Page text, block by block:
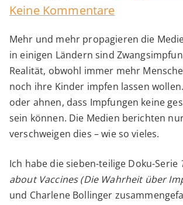
Keine Kommentarezu
Wahrheit
über
Impfungen
–
1
Mehr und mehr propagieren die
in einigen Ländern sind
Realität, obwohl immer mehr
noch ihre Kinder impfen lassen
oder ahnen, dass Impfungen keine
sein können. Die Medien berichten
verschweigen dies – wie so vieles.
Ich habe die sieben-teilige Doku-Serie
about Vaccines (Die Wahrheit über
und Charlene Bollinger